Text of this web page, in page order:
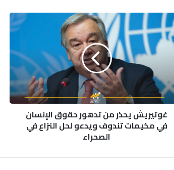
غوتيريش يحذر من تدهور حقوق الإنسان
في مخيمات تندوف ويدعو لحل النزاع في
الصحراء